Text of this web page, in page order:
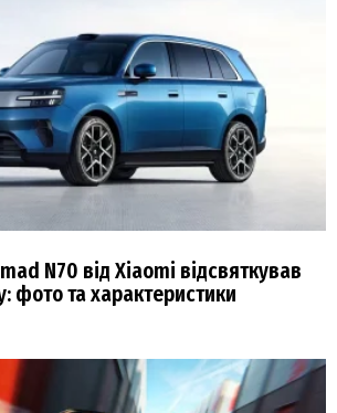
N70 від Xiaomi відсвяткував
фото та характеристики